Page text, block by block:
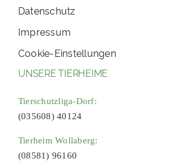
Datenschutz
Impressum
Cookie-Einstellungen
UNSERE TIERHEIME
Tierschutzliga-Dorf:
(035608) 40124
Tierheim Wollaberg:
(08581) 96160